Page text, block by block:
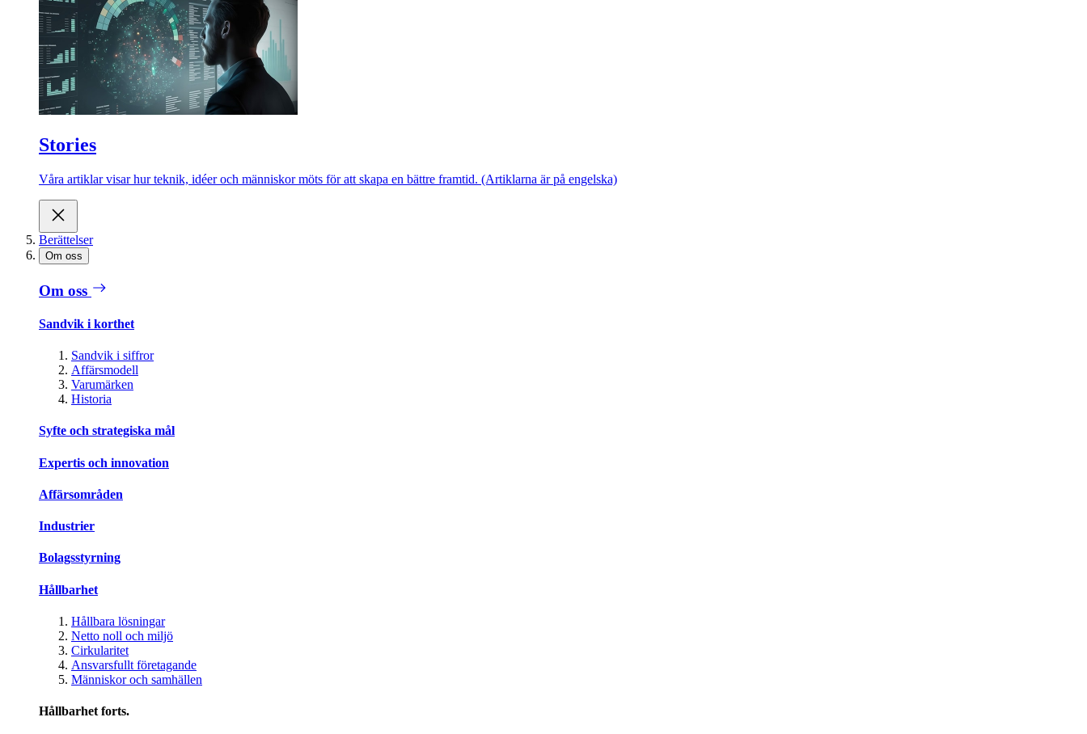
Stories
Våra artiklar visar hur teknik, idéer och människor möts för att skapa en bättre framtid. (Artiklarna är på engelska)
Berättelser
Om oss
Om oss
Sandvik i korthet
Sandvik i siffror
Affärsmodell
Varumärken
Historia
Syfte och strategiska mål
Expertis och innovation
Affärsområden
Industrier
Bolagsstyrning
Hållbarhet
Hållbara lösningar
Netto noll och miljö
Cirkularitet
Ansvarsfullt företagande
Människor och samhällen
Hållbarhet forts.